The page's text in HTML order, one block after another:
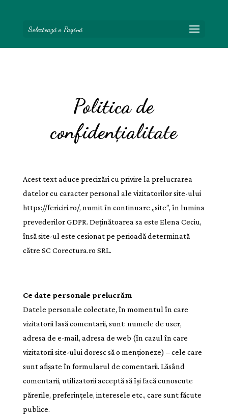
Selectează o Pagină
Politica de
confidențialitate
Acest text aduce precizări cu privire la prelucrarea
datelor cu caracter personal ale vizitatorilor site-ului
https://fericiri.ro/, numit în continuare „site”, în lumina
prevederilor GDPR. Deținătoarea sa este Elena Ceciu,
însă site-ul este cesionat pe perioadă determinată
către SC Corectura.ro SRL.
Ce date personale prelucrăm
Datele personale colectate, în momentul în care
vizitatorii lasă comentarii, sunt: numele de user,
adresa de e-mail, adresa de web (în cazul în care
vizitatorii site-ului doresc să o menționeze) – cele care
sunt afișate în formularul de comentarii. Lăsând
comentarii, utilizatorii acceptă să își facă cunoscute
părerile, preferințele, interesele etc., care sunt făcute
publice.